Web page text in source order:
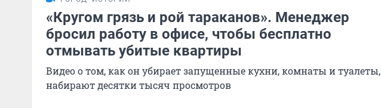
«Кругом грязь и рой тараканов». Менеджер
бросил работу в офисе, чтобы бесплатно
отмывать убитые квартиры
Видео о том, как он убирает запущенные кухни, комнаты и туалеты,
набирают десятки тысяч просмотров